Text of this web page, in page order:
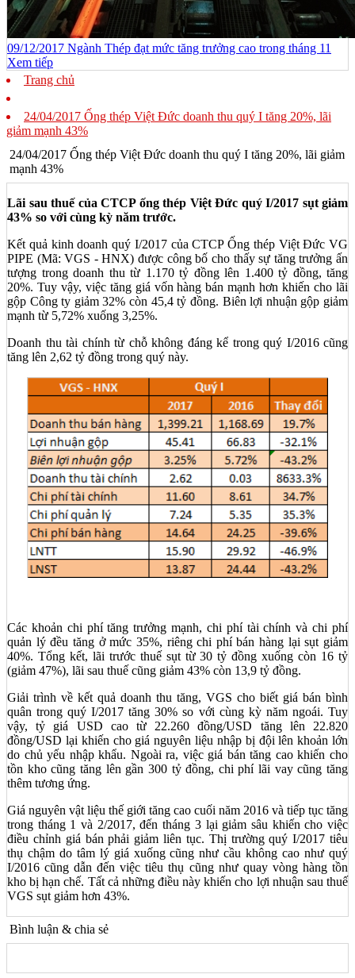
09/12/2017 Ngành Thép đạt mức tăng trưởng cao trong tháng 11
Xem tiếp
Trang chủ
24/04/2017 Ống thép Việt Đức doanh thu quý I tăng 20%, lãi
giảm mạnh 43%
24/04/2017 Ống thép Việt Đức doanh thu quý I tăng 20%, lãi giảm
mạnh 43%
Lãi sau thuế của CTCP ống thép Việt Đức quý I/2017 sụt giảm
43% so với cùng kỳ năm trước.
Kết quả kinh doanh quý I/2017 của CTCP Ống thép Việt Đức VG
PIPE (Mã: VGS - HNX) được công bố cho thấy sự tăng trưởng ấn
tượng trong doanh thu từ 1.170 tỷ đồng lên 1.400 tỷ đồng, tăng
20%. Tuy vậy, việc tăng giá vốn hàng bán mạnh hơn khiến cho lãi
gộp Công ty giảm 32% còn 45,4 tỷ đồng. Biên lợi nhuận gộp giảm
mạnh từ 5,72% xuống 3,25%.
Doanh thu tài chính từ chỗ không đáng kể trong quý I/2016 cũng
tăng lên 2,62 tỷ đồng trong quý này.
Các khoản chi phí tăng trưởng mạnh, chi phí tài chính và chi phí
quản lý đều tăng ở mức 35%, riêng chi phí bán hàng lại sụt giảm
40%. Tổng kết, lãi trước thuế sụt từ 30 tỷ đồng xuống còn 16 tỷ
(giảm 47%), lãi sau thuế cũng giảm 43% còn 13,9 tỷ đồng.
Giải trình về kết quả doanh thu tăng, VGS cho biết giá bán bình
quân trong quý I/2017 tăng 30% so với cùng kỳ năm ngoái. Tuy
vậy, tỷ giá USD cao từ 22.260 đồng/USD tăng lên 22.820
đồng/USD lại khiến cho giá nguyên liệu nhập bị đội lên khoản lớn
do chủ yếu nhập khẩu. Ngoài ra, việc giá bán tăng cao khiến cho
tồn kho cũng tăng lên gần 300 tỷ đồng, chi phí lãi vay cũng tăng
thêm tương ứng.
Giá nguyên vật liệu thế giới tăng cao cuối năm 2016 và tiếp tục tăng
trong tháng 1 và 2/2017, đến tháng 3 lại giảm sâu khiến cho việc
điều chỉnh giá bán phải giảm liên tục. Thị trường quý I/2017 tiêu
thụ chậm do tâm lý giá xuống cũng như cầu không cao như quý
I/2016 cũng dẫn đến việc tiêu thụ cũng như quay vòng hàng tồn
kho bị hạn chế. Tất cả những điều này khiến cho lợi nhuận sau thuế
VGS sụt giảm hơn 43%.
Bình luận & chia sẻ